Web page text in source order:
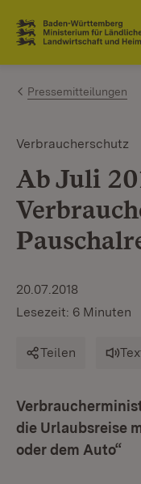
Zum Inhalt
Link zur Startseite
Pressemitteilungen
Verbraucherschutz
Ab Juli
20.07.2018
Lesezeit: 6 Minuten
Teilen
die Urlaubsreise
oder dem Auto“